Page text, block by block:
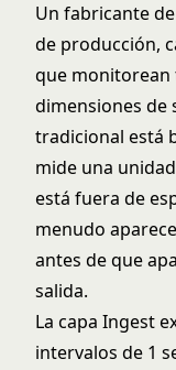
Un fabricante
de producción,
que monitorean
dimensiones de
tradicional está
mide una
está fuera de
menudo
antes de que
salida.
La capa Ingest
intervalos de 1